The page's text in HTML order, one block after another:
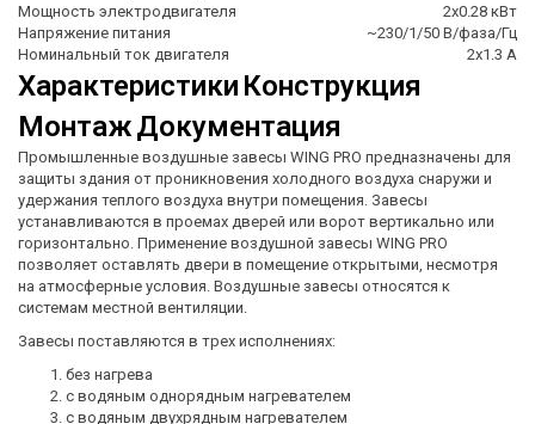
Мощность электродвигателя
2х0.28 кВт
Напряжение питания
~230/1/50 В/фаза/Гц
Номинальный ток двигателя
2х1.3 А
Характеристики Конструкция
МонтажДокументация
Промышленные воздушные завесы WING PRO предназначены для
защиты здания от проникновения холодного воздуха снаружи и
удержания теплого воздуха внутри помещения. Завесы
устанавливаются в проемах дверей или ворот вертикально или
горизонтально. Применение воздушной завесы WING PRO
позволяет оставлять двери в помещение открытыми, несмотря
на атмосферные условия. Воздушные завесы относятся к
системам местной вентиляции.
Завесы поставляются в трех исполнениях:
без нагрева
с водяным однорядным нагревателем
с водяным двухрядным нагревателем